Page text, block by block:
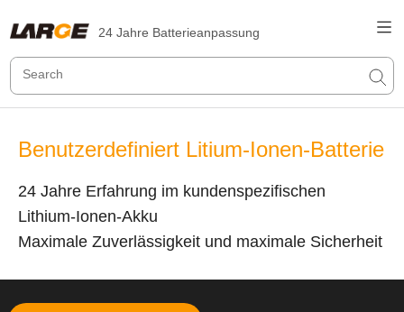
24 Jahre Batterieanpassung
Benutzerdefiniert Litium-Ionen-Batterie
24 Jahre Erfahrung im kundenspezifischen
Lithium-Ionen-Akku
Maximale Zuverlässigkeit und maximale Sicherheit